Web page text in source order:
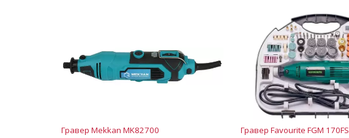
Гравер Mekkan MK82700 Гравер Favourite FGM 170FS